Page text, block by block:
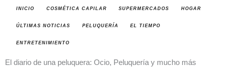
INICIO COSMÉTICA CAPILAR SUPERMERCADOS HOGAR
ÚLTIMAS NOTICIAS PELUQUERÍA EL TIEMPO
ENTRETENIMIENTO
El diario de una peluquera: Ocio, Peluquería y mucho más